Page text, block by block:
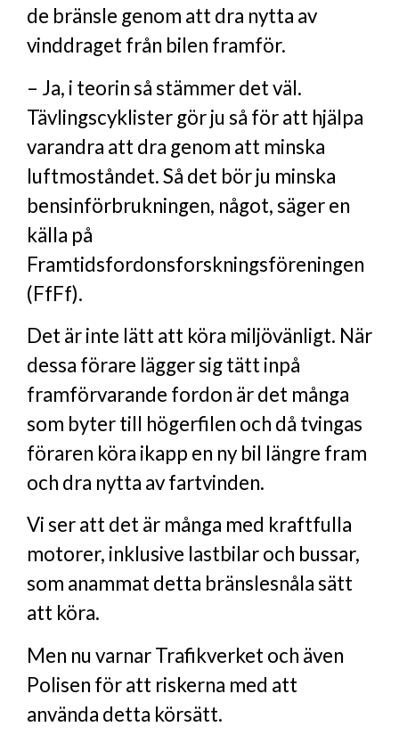
de bränsle genom att dra nytta av
vinddraget från bilen framför.
– Ja, i teorin så stämmer det väl.
Tävlingscyklister gör ju så för att hjälpa
varandra att dra genom att minska
luftmoståndet. Så det bör ju minska
bensinförbrukningen, något, säger en
källa på
Framtidsfordonsforskningsföreningen
(FfFf).
Det är inte lätt att köra miljövänligt. När
dessa förare lägger sig tätt inpå
framförvarande fordon är det många
som byter till högerfilen och då tvingas
föraren köra ikapp en ny bil längre fram
och dra nytta av fartvinden.
Vi ser att det är många med kraftfulla
motorer, inklusive lastbilar och bussar,
som anammat detta bränslesnåla sätt
att köra.
Men nu varnar Trafikverket och även
Polisen för att riskerna med att
använda detta körsätt.